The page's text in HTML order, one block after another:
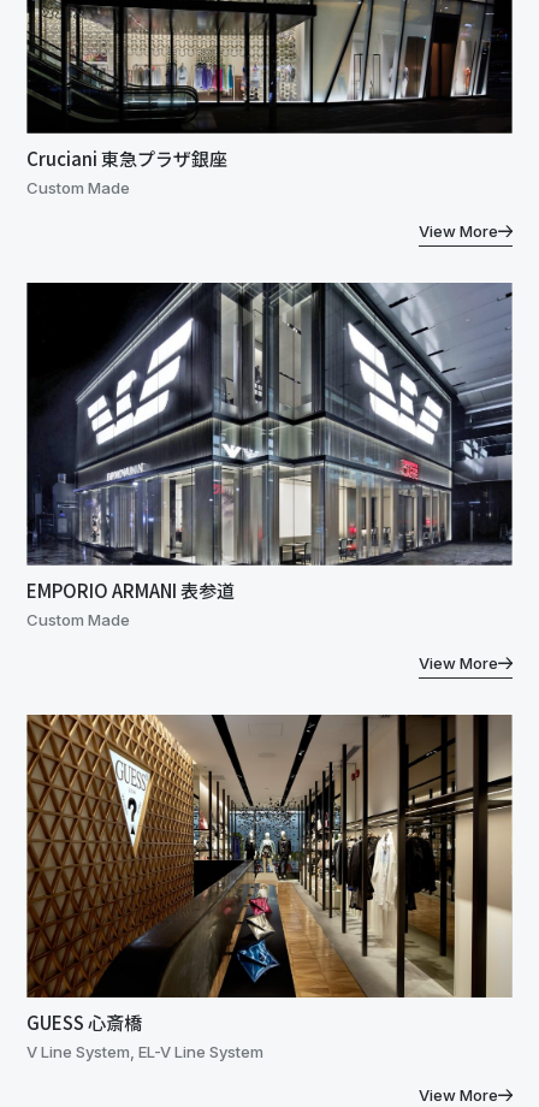
Cruciani 東急プラザ銀座
Custom Made
View More
EMPORIO ARMANI 表参道
Custom Made
View More
GUESS 心斎橋
V Line System, EL-V Line System
View More